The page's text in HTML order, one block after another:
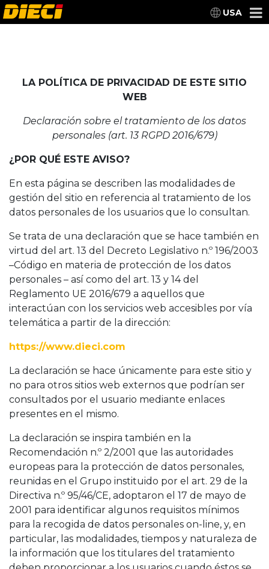
USA
LA POLÍTICA DE PRIVACIDAD DE ESTE SITIO
WEB
Declaración sobre el tratamiento de los datos
personales (art. 13 RGPD 2016/679)
¿POR QUÉ ESTE AVISO?
En esta página se describen las modalidades de
gestión del sitio en referencia al tratamiento de los
datos personales de los usuarios que lo consultan.
Se trata de una declaración que se hace también en
virtud del art. 13 del Decreto Legislativo n.º 196/2003
–Código en materia de protección de los datos
personales – así como del art. 13 y 14 del
Reglamento UE 2016/679 a aquellos que
interactúan con los servicios web accesibles por vía
telemática a partir de la dirección:
https://www.dieci.com
La declaración se hace únicamente para este sitio y
no para otros sitios web externos que podrían ser
consultados por el usuario mediante enlaces
presentes en el mismo.
La declaración se inspira también en la
Recomendación n.º 2/2001 que las autoridades
europeas para la protección de datos personales,
reunidas en el Grupo instituido por el art. 29 de la
Directiva n.º 95/46/CE, adoptaron el 17 de mayo de
2001 para identificar algunos requisitos mínimos
para la recogida de datos personales on-line, y, en
particular, las modalidades, tiempos y naturaleza de
la información que los titulares del tratamiento